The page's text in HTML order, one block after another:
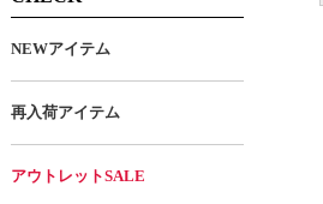
NEWアイテム
再入荷アイテム
アウトレットSALE